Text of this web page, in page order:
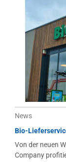
News
Bio-
Von der neuen
Company